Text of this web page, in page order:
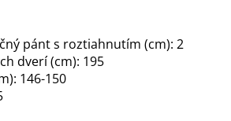
pánt s roztiahnutím (cm): 2
dverí (cm): 195
146-150